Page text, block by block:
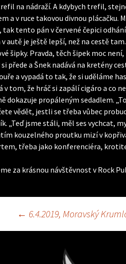
na nádraží. A kdybych trefil,
a v ruce takovou divnou plácačku.
tak tento pán v červené čepici
v autě je ještě lepší, než na cestě
šipky. Pravda, těch šipek moc
přede a Šnek nadává na kretény
a vypadá to tak, že si uděláme
v tom, že hráč si zapálí cigáro a co
dokazuje propáleným sedadlem.
vědět, jestli se třeba vůbec
„Teď jsme stáli, měl ses vychcat,
kouzelného proutku mizí v
třeba jako konferenciéra,
za krásnou návštěvnost v Rock
← 6.4.2019, Moravský